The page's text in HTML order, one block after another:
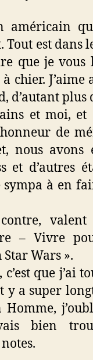
américain
est dans
que je vous
chier.
d’autant plus
et moi,
de
nous avons
et d’autres
à en
– Vivre
Wars ».
que j’ai
y a super
Homme,
bien